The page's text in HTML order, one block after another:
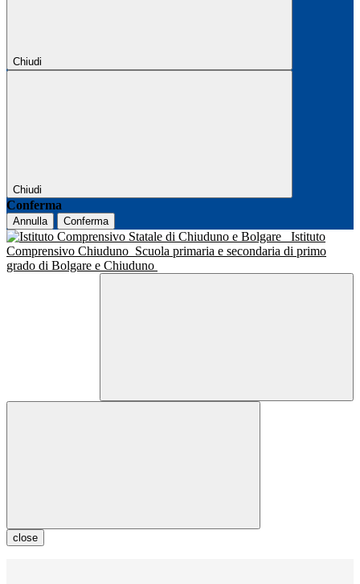
Chiudi
Chiudi
Conferma
Annulla Conferma
Istituto
Comprensivo Chiuduno Scuola primaria e secondaria di primo
grado di Bolgare e Chiuduno
close